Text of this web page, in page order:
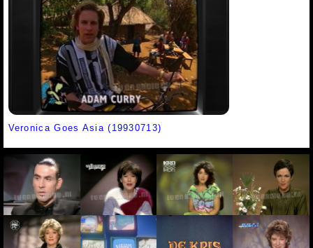
Veronica Goes Asia (19930713)